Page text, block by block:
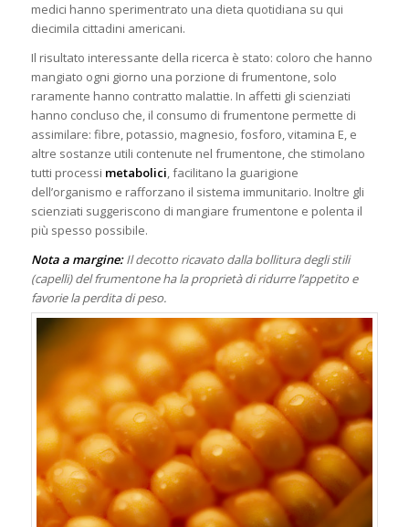
medici hanno sperimentrato una dieta quotidiana su qui
diecimila cittadini americani.
Il risultato interessante della ricerca è stato: coloro che hanno
mangiato ogni giorno una porzione di frumentone, solo
raramente hanno contratto malattie. In affetti gli scienziati
hanno concluso che, il consumo di frumentone permette di
assimilare: fibre, potassio, magnesio, fosforo, vitamina E, e
altre sostanze utili contenute nel frumentone, che stimolano
tutti processi metabolici, facilitano la guarigione
dell’organismo e rafforzano il sistema immunitario. Inoltre gli
scienziati suggeriscono di mangiare frumentone e polenta il
più spesso possibile.
Nota a margine:Il decotto ricavato dalla bollitura degli stili
(capelli) del frumentone ha la proprietà di ridurre l’appetito e
favorie la perdita di peso.